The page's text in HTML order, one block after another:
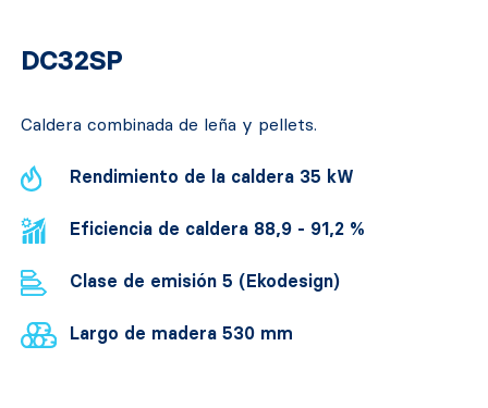
DC32SP
Caldera combinada de leña y pellets.
Rendimiento de la caldera 35 kW
Eficiencia de caldera 88,9 - 91,2 %
Clase de emisión 5 (Ekodesign)
Largo de madera 530 mm